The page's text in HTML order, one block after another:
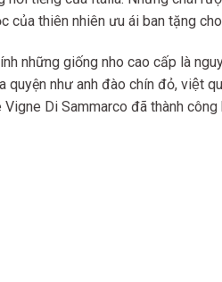
thiên nhiên ưu ái ban tặng
những giống nho cao cấp là
như anh đào chín đỏ, việt
Di Sammarco đã thành